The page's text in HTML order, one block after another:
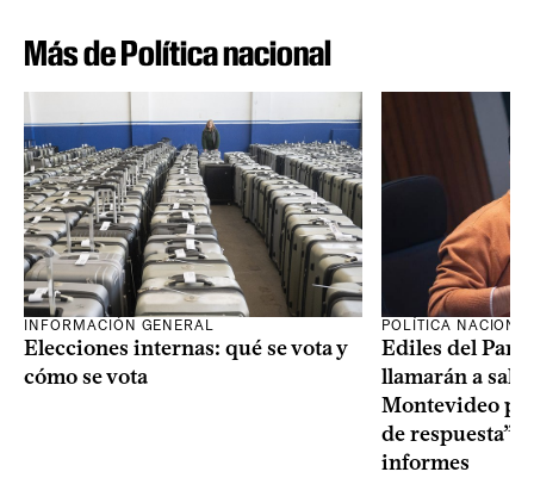
Más de Política nacional
INFORMACIÓN GENERAL
Elecciones internas: qué se vota y
cómo se vota
POLÍTICA
Ediles del
llamarán a sala
Montevideo
de respuesta”
informes